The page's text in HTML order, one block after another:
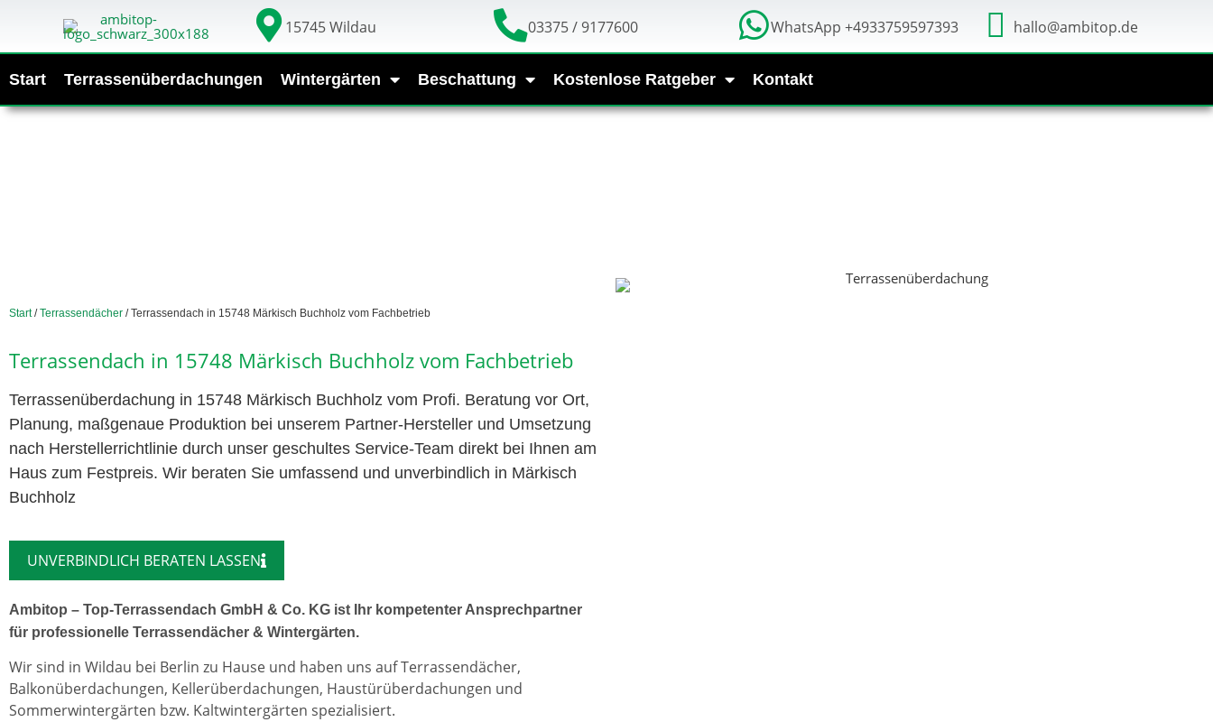
15745 Wildau 03375 / 9177600 WhatsApp +4933759597393 hallo@ambitop.de
Start Terrassenüberdachungen Wintergärten Beschattung Kostenlose Ratgeber Kontakt
Start/Terrassendächer / Terrassendach in 15748 Märkisch Buchholz vom Fachbetrieb
Terrassendach in 15748 Märkisch Buchholz vom Fachbetrieb
Terrassenüberdachung in 15748 Märkisch Buchholz vom Profi. Beratung vor Ort,
Planung, maßgenaue Produktion bei unserem Partner-Hersteller und Umsetzung
nach Herstellerrichtlinie durch unser geschultes Service-Team direkt bei Ihnen am
Haus zum Festpreis. Wir beraten Sie umfassend und unverbindlich in Märkisch
Buchholz
UNVERBINDLICH BERATEN LASSEN
Ambitop – Top-Terrassendach GmbH & Co. KG ist Ihr kompetenter Ansprechpartner
für professionelle Terrassendächer & Wintergärten.
Wir sind in Wildau bei Berlin zu Hause und haben uns auf Terrassendächer,
Balkonüberdachungen, Kellerüberdachungen, Haustürüberdachungen und
Sommerwintergärten bzw. Kaltwintergärten spezialisiert.